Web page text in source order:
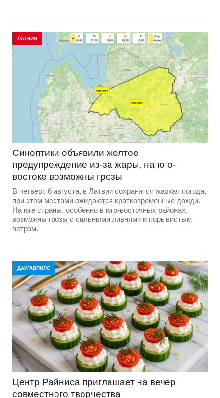
ЛАТВИЯ
Синоптики объявили желтое
предупреждение из-за жары, на юго-
востоке возможны грозы
В четверг, 6 августа, в Латвии сохранится жаркая погода,
при этом местами ожидаются кратковременные дожди.
На юге страны, особенно в юго-восточных районах,
возможны грозы с сильными ливнями и порывистым
ветром.
ДАУГАВПИЛС
Центр Райниса приглашает на вечер
совместного творчества